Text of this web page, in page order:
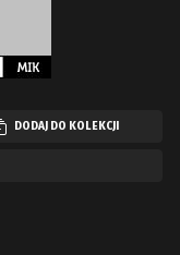
DODAJ DO KOLEKCJI